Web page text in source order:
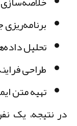
برنامه‌ریزی
تحلیل
طراحی
تهیه متن
نتیجه، یک نفر